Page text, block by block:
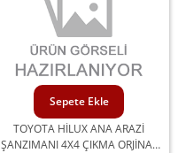
TOYOTA HİLUX ANA ARAZİ
ŞANZIMANI 4X4 ÇIKMA ORJİNAL
Sepete Ekle